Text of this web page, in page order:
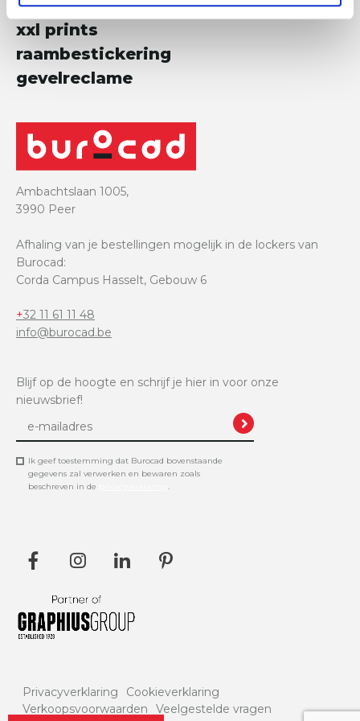
Blijf op de hoogte en schrijf je hier in voor onze
nieuwsbrief!
Ik geef toestemming dat Burocad bovenstaande
gegevens zal verwerken en bewaren zoals
beschreven in de
.
Ambachtslaan 1005,
3990 Peer
Afhaling van je bestellingen mogelijk in de lockers van
Burocad:
Corda Campus Hasselt, Gebouw 6
+32 11 61 11 48
info@burocad.be
beursstanden
xxl prints
raambestickering
gevelreclame
Privacyverklaring
Cookieverklaring
Verkoopsvoorwaarden
Veelgestelde vragen